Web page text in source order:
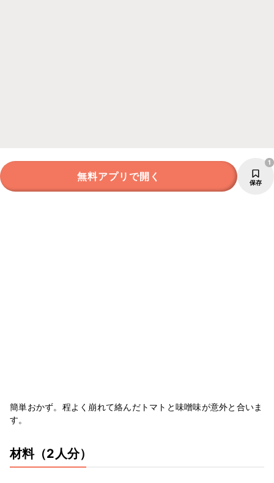
無料アプリで開く 保存
1
簡単おかず。程よく崩れて絡んだトマトと味噌味が意外と合いま
す。
材料（2人分）